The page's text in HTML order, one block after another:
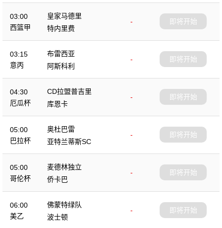
03:00
西篮甲
皇家马德里
-
特内里费
即将开始
03:15
意丙
布雷西亚
-
阿斯科利
即将开始
04:30
厄瓜杯
CD拉盟普吉里
-
库恩卡
即将开始
05:00
巴拉杯
奥杜巴雷
-
亚特兰蒂斯SC
即将开始
05:00
哥伦杯
麦德林独立
-
侨卡巴
即将开始
06:00
美乙
佛蒙特绿队
-
波士顿
即将开始